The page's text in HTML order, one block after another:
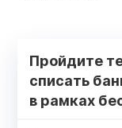
Пройдите
списать
в рамках